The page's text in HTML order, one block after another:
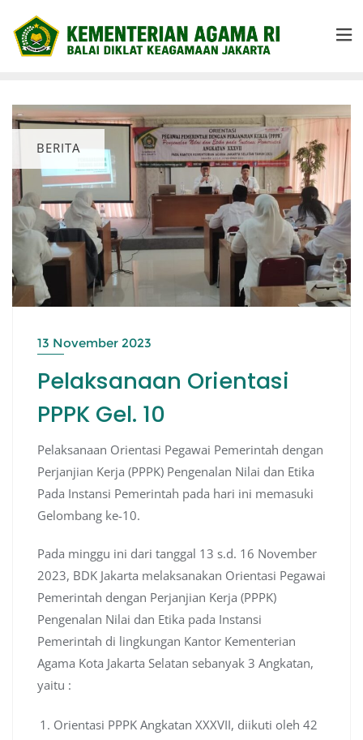
BERITA
13 November 2023
Pelaksanaan Orientasi
PPPK Gel. 10
Pelaksanaan Orientasi Pegawai Pemerintah dengan
Perjanjian Kerja (PPPK) Pengenalan Nilai dan Etika
Pada Instansi Pemerintah pada hari ini memasuki
Gelombang ke-10.
Pada minggu ini dari tanggal 13 s.d. 16 November
2023, BDK Jakarta melaksanakan Orientasi Pegawai
Pemerintah dengan Perjanjian Kerja (PPPK)
Pengenalan Nilai dan Etika pada Instansi
Pemerintah di lingkungan Kantor Kementerian
Agama Kota Jakarta Selatan sebanyak 3 Angkatan,
yaitu :
Orientasi PPPK Angkatan XXXVII, diikuti oleh 42